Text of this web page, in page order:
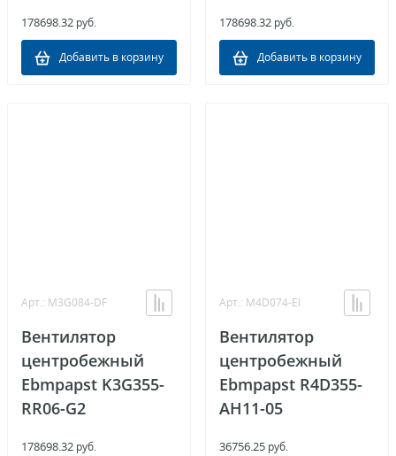
178698.32 руб.
Добавить в корзину
178698.32 руб.
Добавить в корзину
Арт.: M3G084-DF
Вентилятор
центробежный
Ebmpapst K3G355-
RR06-G2
178698.32 руб.
Арт.: M4D074-EI
Вентилятор
центробежный
Ebmpapst R4D355-
AH11-05
36756.25 руб.